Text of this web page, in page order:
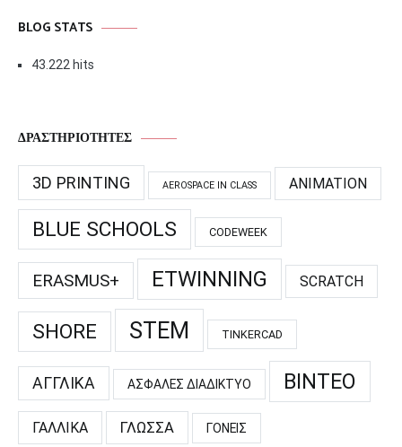
BLOG STATS
43.222 hits
ΔΡΑΣΤΗΡΙΌΤΗΤΕΣ
3D PRINTING AEROSPACE IN CLASS ANIMATION
BLUE SCHOOLS CODEWEEK
ERASMUS+ ETWINNING SCRATCH
SHORE STEM TINKERCAD
ΑΓΓΛΙΚΆ ΑΣΦΑΛΈΣ ΔΙΑΔΊΚΤΥΟ ΒΊΝΤΕΟ
ΓΑΛΛΙΚΆ ΓΛΏΣΣΑ ΓΟΝΕΊΣ